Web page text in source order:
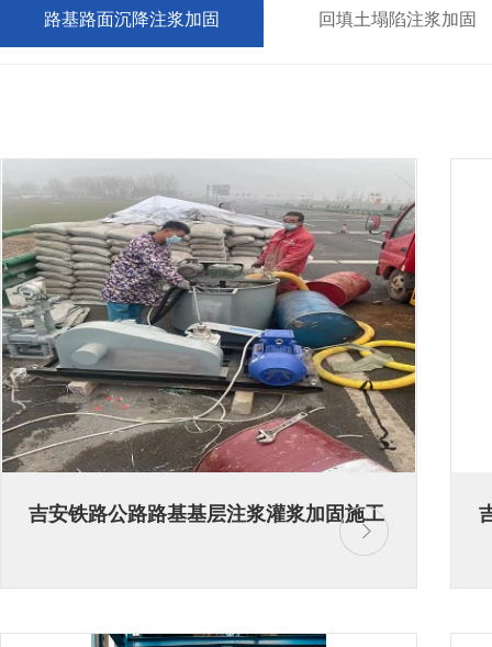
路基路面沉降注浆加固 回填土塌陷注浆加固
吉安铁路公路路基基层注浆灌浆加固施工